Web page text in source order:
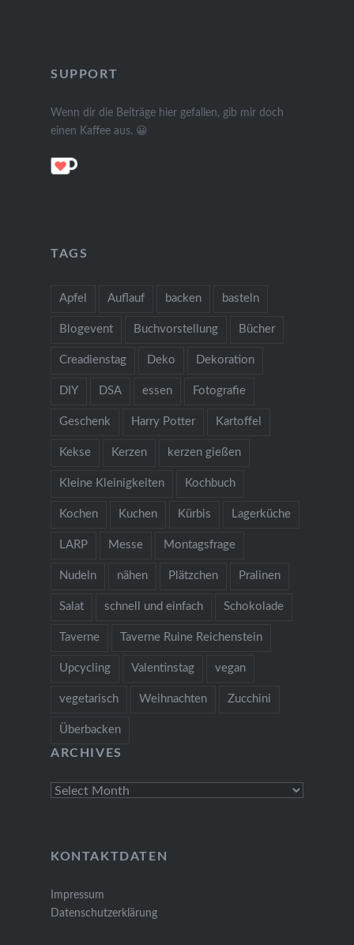
SUPPORT
Wenn dir die Beiträge hier gefallen, gib mir doch
einen Kaffee aus. 😀
TAGS
Apfel Auflauf backen basteln
Blogevent Buchvorstellung Bücher
Creadienstag Deko Dekoration
DIY DSA essen Fotografie
Geschenk Harry Potter Kartoffel
Kekse Kerzen kerzen gießen
Kleine Kleinigkeiten Kochbuch
Kochen Kuchen Kürbis Lagerküche
LARP Messe Montagsfrage
Nudeln nähen Plätzchen Pralinen
Salat schnell und einfach Schokolade
Taverne Taverne Ruine Reichenstein
Upcycling Valentinstag vegan
vegetarisch Weihnachten Zucchini
Überbacken
ARCHIVES
Archives
KONTAKTDATEN
Impressum
Datenschutzerklärung